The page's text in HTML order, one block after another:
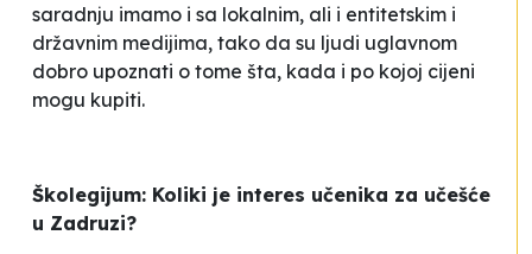
saradnju imamo i sa lokalnim, ali i entitetskim i
državnim medijima, tako da su ljudi uglavnom
dobro upoznati o tome šta, kada i po kojoj cijeni
mogu kupiti.
Školegijum: Koliki je interes učenika za učešće
u Zadruzi?